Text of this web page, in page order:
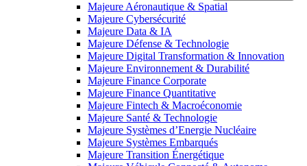
Majeure Aéronautique & Spatial
Majeure Cybersécurité
Majeure Data & IA
Majeure Défense & Technologie
Majeure Digital Transformation & Innovation
Majeure Environnement & Durabilité
Majeure Finance Corporate
Majeure Finance Quantitative
Majeure Fintech & Macroéconomie
Majeure Santé & Technologie
Majeure Systèmes d’Energie Nucléaire
Majeure Systèmes Embarqués
Majeure Transition Énergétique